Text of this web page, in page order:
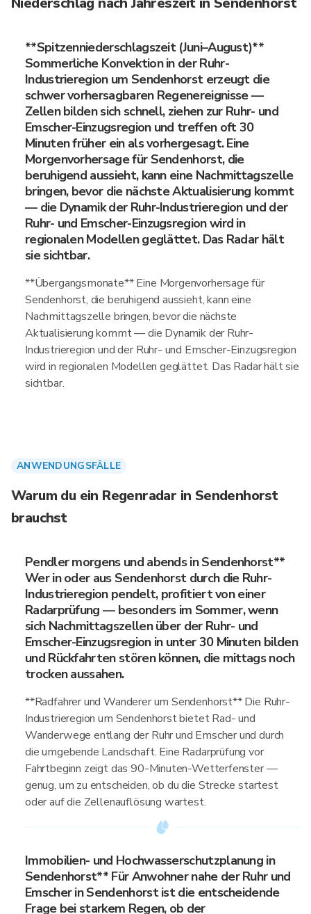
**Spitzenniederschlagszeit (Juni–August)**
Sommerliche Konvektion in der Ruhr-
Industrieregion um Sendenhorst erzeugt die
schwer vorhersagbaren Regenereignisse —
Zellen bilden sich schnell, ziehen zur Ruhr- und
Emscher-Einzugsregion und treffen oft 30
Minuten früher ein als vorhergesagt. Eine
Morgenvorhersage für Sendenhorst, die
beruhigend aussieht, kann eine Nachmittagszelle
bringen, bevor die nächste Aktualisierung kommt
— die Dynamik der Ruhr-Industrieregion und der
Ruhr- und Emscher-Einzugsregion wird in
regionalen Modellen geglättet. Das Radar hält
sie sichtbar.
**Übergangsmonate** Eine Morgenvorhersage für
Sendenhorst, die beruhigend aussieht, kann eine
Nachmittagszelle bringen, bevor die nächste
Aktualisierung kommt — die Dynamik der Ruhr-
Industrieregion und der Ruhr- und Emscher-Einzugsregion
wird in regionalen Modellen geglättet. Das Radar hält sie
sichtbar.
ANWENDUNGSFÄLLE
Warum du ein Regenradar in Sendenhorst
brauchst
Pendler morgens und abends in Sendenhorst**
Wer in oder aus Sendenhorst durch die Ruhr-
Industrieregion pendelt, profitiert von einer
Radarprüfung — besonders im Sommer, wenn
sich Nachmittagszellen über der Ruhr- und
Emscher-Einzugsregion in unter 30 Minuten bilden
und Rückfahrten stören können, die mittags noch
trocken aussahen.
**Radfahrer und Wanderer um Sendenhorst** Die Ruhr-
Industrieregion um Sendenhorst bietet Rad- und
Wanderwege entlang der Ruhr und Emscher und durch
die umgebende Landschaft. Eine Radarprüfung vor
Fahrtbeginn zeigt das 90-Minuten-Wetterfenster —
genug, um zu entscheiden, ob du die Strecke startest
oder auf die Zellenauflösung wartest.
Immobilien- und Hochwasserschutzplanung in
Sendenhorst** Für Anwohner nahe der Ruhr und
Emscher in Sendenhorst ist die entscheidende
Frage bei starkem Regen, ob der